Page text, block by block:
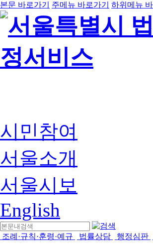
본문 바로가기 주메뉴 바로가기 하위메뉴 바
시민참여
서울소개
서울시보
English
조례·규칙·훈령·예규 법률상담 행정심판